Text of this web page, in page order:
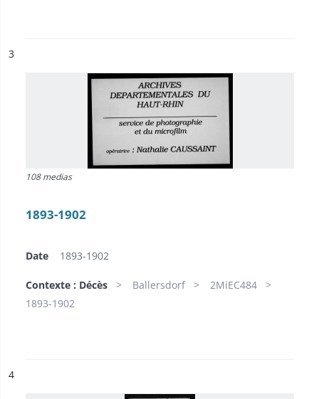
n°
3
108 medias
1893-1902
Date 1893-1902
Contexte : Décès Ballersdorf
2MiEC484
1893-1902
n°
4